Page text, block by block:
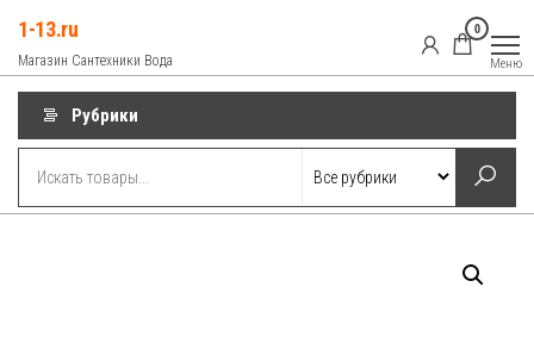
содержимому
1-13.ru
Магазин Сантехники Вода
0
Меню
Рубрики